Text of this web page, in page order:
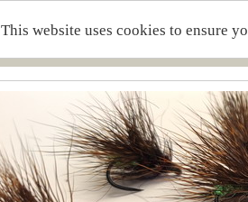
This website uses cookies to ensure